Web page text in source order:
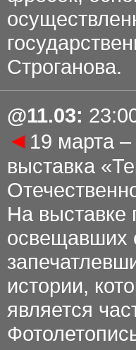
Строганова.
@11.03:
◄ 19 марта
выставка
На выставке
освещавших
истории,
является